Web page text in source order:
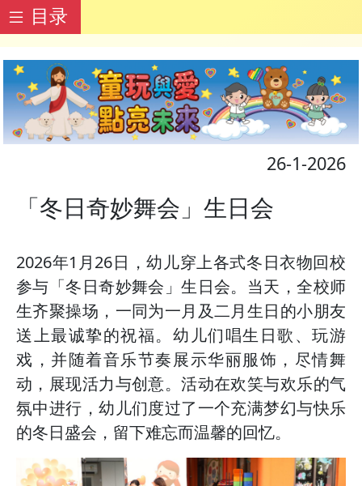
目录
26-1-2026
「冬日奇妙舞会」生日会
2026年1月26日，幼儿穿上各式冬日衣物回校
参与「冬日奇妙舞会」生日会。当天，全校师
生齐聚操场，一同为一月及二月生日的小朋友
送上最诚挚的祝福。幼儿们唱生日歌、玩游
戏，并随着音乐节奏展示华丽服饰，尽情舞
动，展现活力与创意。活动在欢笑与欢乐的气
氛中进行，幼儿们度过了一个充满梦幻与快乐
的冬日盛会，留下难忘而温馨的回忆。